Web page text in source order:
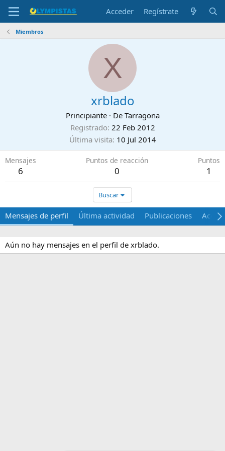
Acceder Regístrate
Miembros
X
xrblado
Principiante · De Tarragona
Registrado 22 Feb 2012
Última visita 10 Jul 2014
Mensajes
6
Puntos de reacción
0
Puntos
1
Buscar
Mensajes de perfil Última actividad Publicaciones Acerca
Aún no hay mensajes en el perfil de xrblado.